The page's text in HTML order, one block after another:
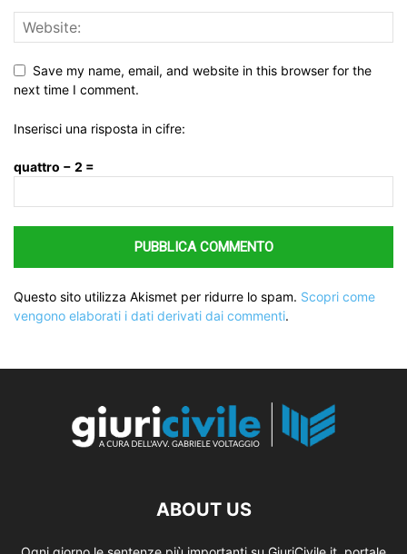
Save my name, email, and website in this browser for the
next time I comment.
Inserisci una risposta in cifre:
quattro − 2 =
Questo sito utilizza Akismet per ridurre lo spam. Scopri come
vengono elaborati i dati derivati dai commenti.
ABOUT US